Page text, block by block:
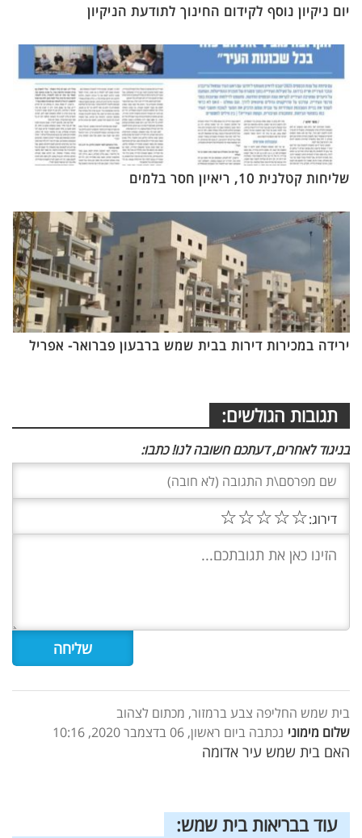
יום ניקיון נוסף לקידום החינוך לתודעת הניקיון
שליחות קטלנית 10, ריאיון חסר בלמים
ירידה במכירות דירות בבית שמש ברבעון פברואר- אפריל
תגובות הגולשים:
בניגוד לאחרים, דעתכם חשובה לנו! כתבו:
דירוג:☆
☆
☆
☆
☆
בית שמש החליפה צבע ברמזור, מכתום לצהוב
שלום מימוני נכתבה ביום ראשון, 06 בדצמבר 2020, 10:16
האם בית שמש עיר אדומה
עוד בבריאות בית שמש: